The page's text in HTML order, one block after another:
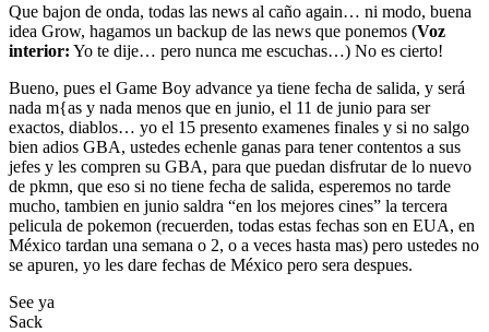
Que bajon de onda, todas las news al caño again… ni modo, buena
idea Grow, hagamos un backup de las news que ponemos (Voz
interior: Yo te dije… pero nunca me escuchas…) No es cierto!
Bueno, pues el Game Boy advance ya tiene fecha de salida, y será
nada m{as y nada menos que en junio, el 11 de junio para ser
exactos, diablos… yo el 15 presento examenes finales y si no salgo
bien adios GBA, ustedes echenle ganas para tener contentos a sus
jefes y les compren su GBA, para que puedan disfrutar de lo nuevo
de pkmn, que eso si no tiene fecha de salida, esperemos no tarde
mucho, tambien en junio saldra “en los mejores cines” la tercera
pelicula de pokemon (recuerden, todas estas fechas son en EUA, en
México tardan una semana o 2, o a veces hasta mas) pero ustedes no
se apuren, yo les dare fechas de México pero sera despues.
See ya
Sack